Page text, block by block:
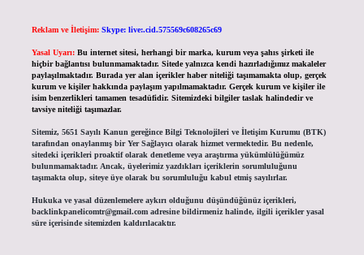
Reklam ve İletişim: Skype: live:.cid.575569c608265c69
Yasal Uyarı: Bu internet sitesi, herhangi bir marka, kurum veya şahıs şirketi ile
hiçbir bağlantısı bulunmamaktadır. Sitede yalnızca kendi hazırladığımız makaleler
paylaşılmaktadır. Burada yer alan içerikler haber niteliği taşımamakta olup, gerçek
kurum ve kişiler hakkında paylaşım yapılmamaktadır. Gerçek kurum ve kişiler ile
isim benzerlikleri tamamen tesadüfidir. Sitemizdeki bilgiler taslak halindedir ve
tavsiye niteliği taşımazlar.
Sitemiz, 5651 Sayılı Kanun gereğince Bilgi Teknolojileri ve İletişim Kurumu (BTK)
tarafından onaylanmış bir Yer Sağlayıcı olarak hizmet vermektedir. Bu nedenle,
sitedeki içerikleri proaktif olarak denetleme veya araştırma yükümlülüğümüz
bulunmamaktadır. Ancak, üyelerimiz yazdıkları içeriklerin sorumluluğunu
taşımakta olup, siteye üye olarak bu sorumluluğu kabul etmiş sayılırlar.
Hukuka ve yasal düzenlemelere aykırı olduğunu düşündüğünüz içerikleri,
backlinkpanelicomtr@gmail.comadresine bildirmeniz halinde, ilgili içerikler yasal
süre içerisinde sitemizden kaldırılacaktır.